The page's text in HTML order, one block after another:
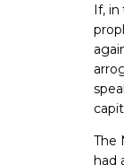
If, in
The
had